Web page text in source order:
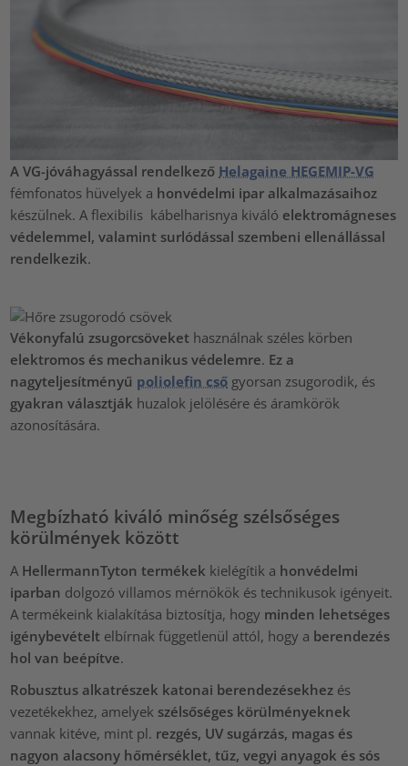
A VG-jóváhagyással rendelkező Helagaine HEGEMIP-VG
fémfonatos hüvelyek a honvédelmi ipar alkalmazásaihoz
készülnek. A flexibilis kábelharisnya kiváló elektromágneses
védelemmel, valamint surlódással szembeni ellenállással
rendelkezik.
Vékonyfalú zsugorcsöveket használnak széles körben
elektromos és mechanikus védelemre. Ez a
nagyteljesítményű poliolefin cső gyorsan zsugorodik, és
gyakran választják huzalok jelölésére és áramkörök
azonosítására.
Megbízható kiváló minőség szélsőséges
körülmények között
A HellermannTyton termékek kielégítik a honvédelmi
iparban dolgozó villamos mérnökök és technikusok igényeit.
A termékeink kialakítása biztosítja, hogy minden lehetséges
igénybevételt elbírnak függetlenül attól, hogy a berendezés
hol van beépítve.
Robusztus alkatrészek katonai berendezésekhez és
vezetékekhez, amelyek szélsőséges körülményeknek
vannak kitéve, mint pl. rezgés, UV sugárzás, magas és
nagyon alacsony hőmérséklet, tűz, vegyi anyagok és sós